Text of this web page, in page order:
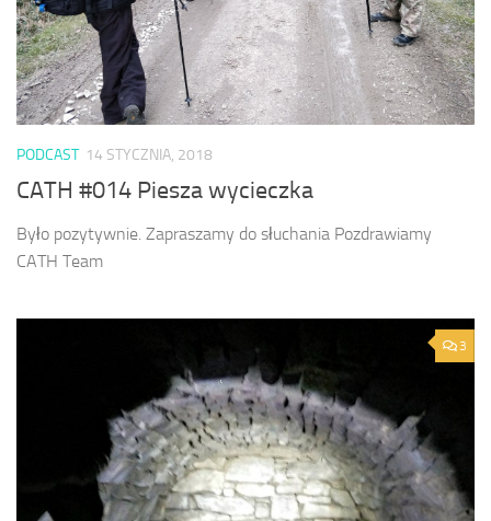
PODCAST 14 STYCZNIA, 2018
CATH #014 Piesza wycieczka
Było pozytywnie. Zapraszamy do słuchania Pozdrawiamy
CATH Team
3